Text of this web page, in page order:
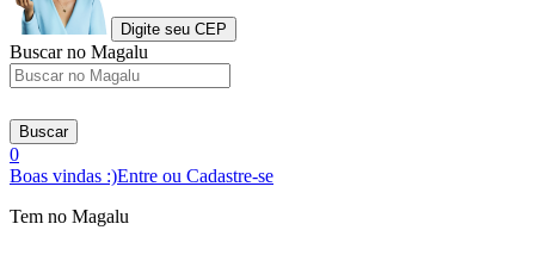
Digite seu CEP
Buscar no Magalu
Buscar
0
Boas vindas :)Entre ou Cadastre-se
Tem no Magalu